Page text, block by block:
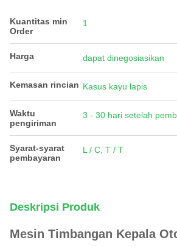
Kuantitas min
Order
1
Harga dapat dinegosiasikan
Kemasan rincian Kasus kayu lapis
Waktu
pengiriman
3 - 30 hari setelah
Syarat-syarat
pembayaran
L / C, T / T
Deskripsi Produk
Mesin Timbangan Kepala